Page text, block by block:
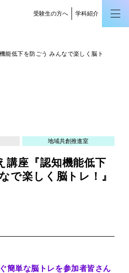
受験生の方へ 学科紹介
能低下を防ごう みんなで楽しく脳ト
地域共創推進室
講座『認知機能低下
で楽しく脳トレ！』
簡単な脳トレを参加者皆さん